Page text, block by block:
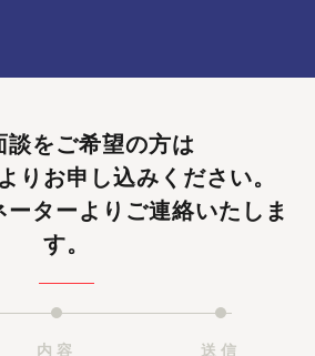
談をご希望の方は
りお申し込みください。
ターよりご連絡いたしま
す。
内容
送信